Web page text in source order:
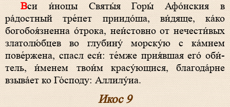
Вси и́ноцы Свя­ты́я Горы́ Афо́нския в
ра́достный тре́пет приидо́ша, ви́­дя­ще, ка́­ко
богобоя́зненна о́трока, неи́стовно от не­чес­ти́­вых
златолю́бцев во глу­би­ну́ морску́ю с ка́мнем
пове́ржена, спасл еси́: те́м­же прия́вшая его́ оби́­
тель, и́ме­нем тво­и́м красу́ющися, бла­го­да́р­не
взыва́ет ко Го́с­по­ду: Алли­лу́иа.
Икос 9